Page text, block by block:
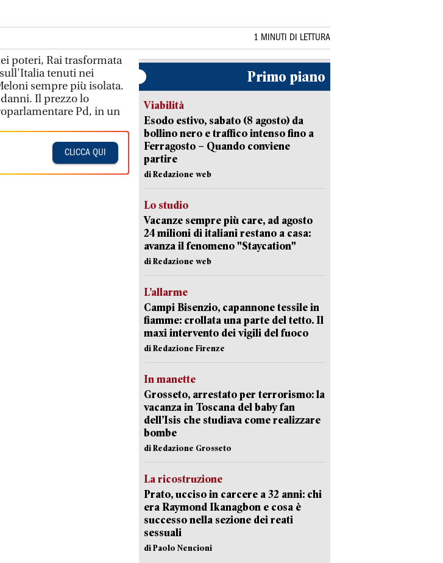
1 MINUTI DI LETTURA
poteri, Rai trasformata
tenuti nei
sempre più isolata.
Il prezzo lo
Pd, in un
CLICCA QUI
Primo piano
Viabilità
Esodo estivo, sabato (8 agosto) da
bollino nero e traffico intenso fino a
Ferragosto – Quando conviene
partire
di Redazione web
Lo studio
Vacanze sempre più care, ad agosto
24 milioni di italiani restano a casa:
avanza il fenomeno "Staycation"
di Redazione web
L’allarme
Campi Bisenzio, capannone tessile in
fiamme: crollata una parte del tetto. Il
maxi intervento dei vigili del fuoco
di Redazione Firenze
In manette
Grosseto, arrestato per terrorismo: la
vacanza in Toscana del baby fan
dell’Isis che studiava come realizzare
bombe
di Redazione Grosseto
La ricostruzione
Prato, ucciso in carcere a 32 anni: chi
era Raymond Ikanagbon e cosa è
successo nella sezione dei reati
sessuali
di Paolo Nencioni